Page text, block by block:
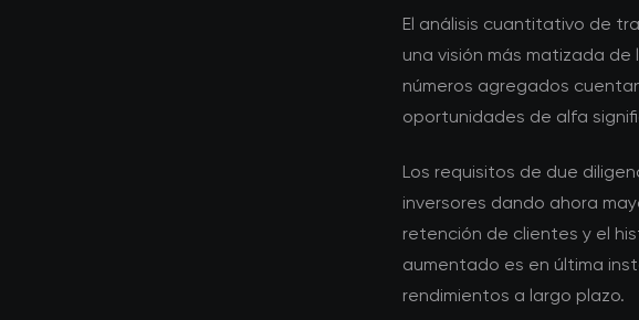
El análisis cuantitativo de
una visión más matizada de
números agregados
oportunidades de alfa
Los requisitos de due
inversores dando ahora
retención de clientes y el
aumentado es en última
rendimientos a largo plazo.